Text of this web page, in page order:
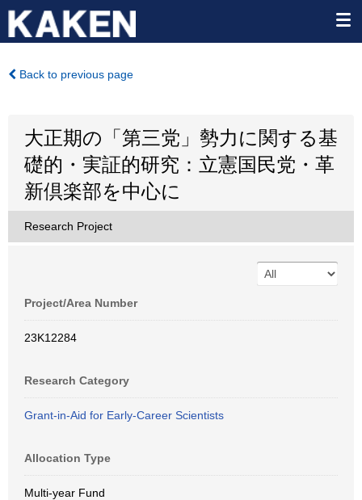
Back to previous page
大正期の「第三党」勢力に関する基
礎的・実証的研究：立憲国民党・革
新倶楽部を中心に
Research Project
Project/Area Number
23K12284
Research Category
Grant-in-Aid for Early-Career Scientists
Allocation Type
Multi-year Fund